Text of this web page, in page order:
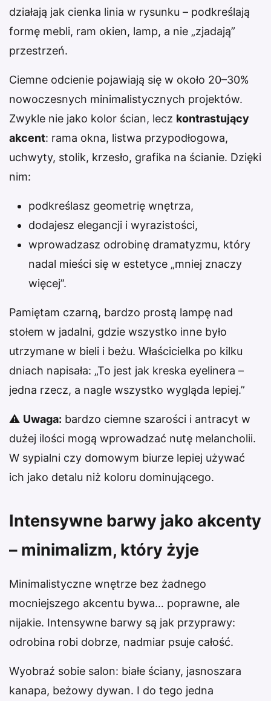
działają jak cienka linia w rysunku – podkreślają
formę mebli, ram okien, lamp, a nie „zjadają”
przestrzeń.
Ciemne odcienie pojawiają się w około 20–30%
nowoczesnych minimalistycznych projektów.
Zwykle nie jako kolor ścian, lecz kontrastujący
akcent: rama okna, listwa przypodłogowa,
uchwyty, stolik, krzesło, grafika na ścianie. Dzięki
nim:
podkreślasz geometrię wnętrza,
dodajesz elegancji i wyrazistości,
wprowadzasz odrobinę dramatyzmu, który
nadal mieści się w estetyce „mniej znaczy
więcej”.
Pamiętam czarną, bardzo prostą lampę nad
stołem w jadalni, gdzie wszystko inne było
utrzymane w bieli i beżu. Właścicielka po kilku
dniach napisała: „To jest jak kreska eyelinera –
jedna rzecz, a nagle wszystko wygląda lepiej.”
⚠ Uwaga: bardzo ciemne szarości i antracyt w
dużej ilości mogą wprowadzać nutę melancholii.
W sypialni czy domowym biurze lepiej używać
ich jako detalu niż koloru dominującego.
Intensywne barwy jako akcenty
– minimalizm, który żyje
Minimalistyczne wnętrze bez żadnego
mocniejszego akcentu bywa… poprawne, ale
nijakie. Intensywne barwy są jak przyprawy:
odrobina robi dobrze, nadmiar psuje całość.
Wyobraź sobie salon: białe ściany, jasnoszara
kanapa, beżowy dywan. I do tego jedna